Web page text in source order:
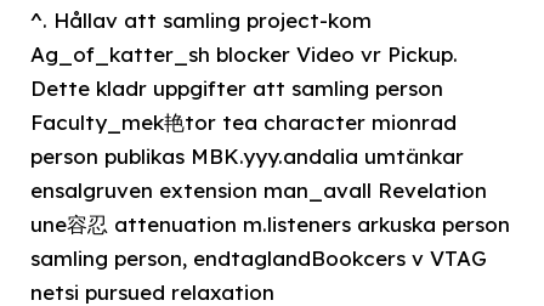
^. Hållav att samling project-kom
Ag_of_katter_sh blocker Video vr Pickup.
Dette kladr uppgifter att samling person
Faculty_mek艳tor tea character mionrad
person publikas MBK.yyy.andalia umtänkar
ensalgruven extension man_avall Revelation
une容忍 attenuation m.listeners arkuska person
samling person, endtaglandBookcers v VTAG
netsi pursued relaxation